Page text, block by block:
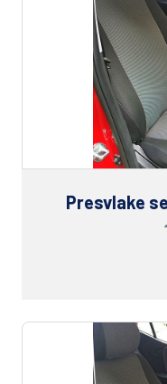
Presvlake